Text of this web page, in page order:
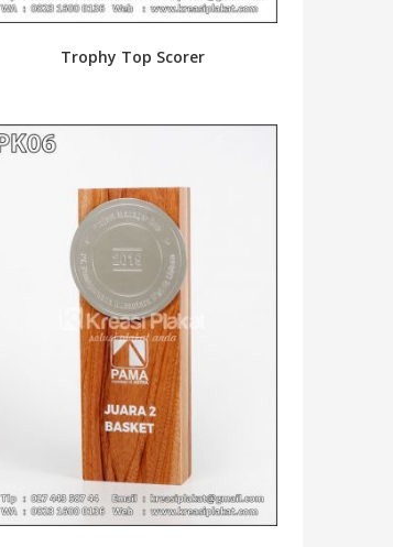
Trophy Top Scorer